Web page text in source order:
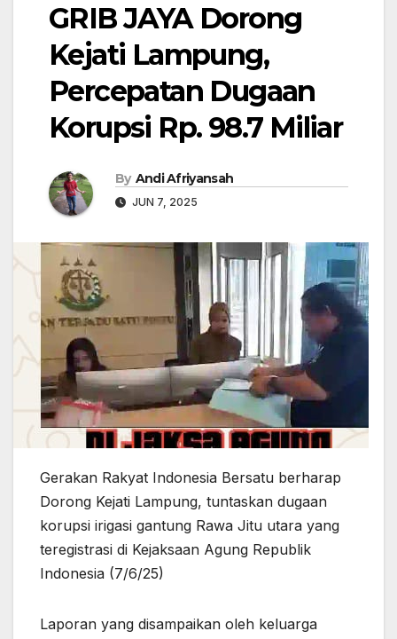
GRIB JAYA Dorong
Kejati Lampung,
Percepatan Dugaan
Korupsi Rp. 98.7 Miliar
By Andi Afriyansah
JUN 7, 2025
Gerakan Rakyat Indonesia Bersatu berharap
Dorong Kejati Lampung, tuntaskan dugaan
korupsi irigasi gantung Rawa Jitu utara yang
teregistrasi di Kejaksaan Agung Republik
Indonesia (7/6/25)
Laporan yang disampaikan oleh keluarga